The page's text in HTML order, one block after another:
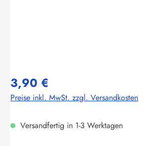
3,90 €
Preise inkl. MwSt. zzgl. Versandkosten
Versandfertig in 1-3 Werktagen